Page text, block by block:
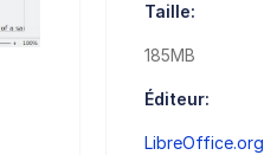
Taille:
185MB
Éditeur:
LibreOffice.org